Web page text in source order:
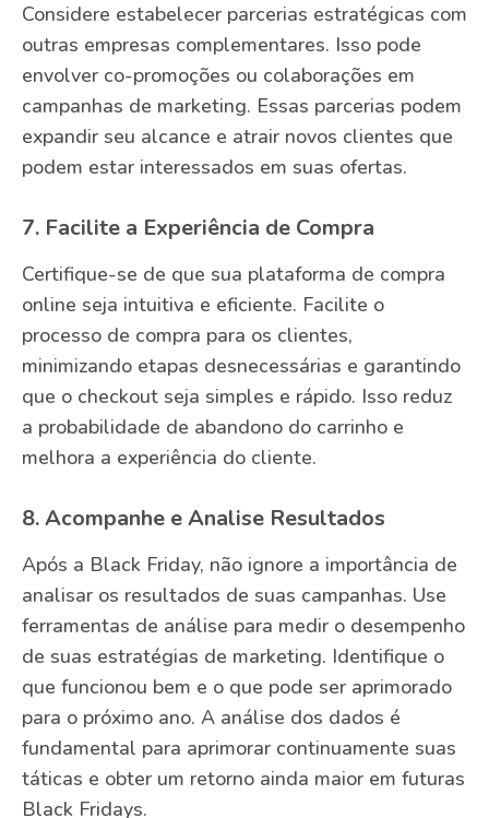
Considere estabelecer parcerias estratégicas com
outras empresas complementares. Isso pode
envolver co-promoções ou colaborações em
campanhas de marketing. Essas parcerias podem
expandir seu alcance e atrair novos clientes que
podem estar interessados em suas ofertas.
7. Facilite a Experiência de Compra
Certifique-se de que sua plataforma de compra
online seja intuitiva e eficiente. Facilite o
processo de compra para os clientes,
minimizando etapas desnecessárias e garantindo
que o checkout seja simples e rápido. Isso reduz
a probabilidade de abandono do carrinho e
melhora a experiência do cliente.
8. Acompanhe e Analise Resultados
Após a Black Friday, não ignore a importância de
analisar os resultados de suas campanhas. Use
ferramentas de análise para medir o desempenho
de suas estratégias de marketing. Identifique o
que funcionou bem e o que pode ser aprimorado
para o próximo ano. A análise dos dados é
fundamental para aprimorar continuamente suas
táticas e obter um retorno ainda maior em futuras
Black Fridays.